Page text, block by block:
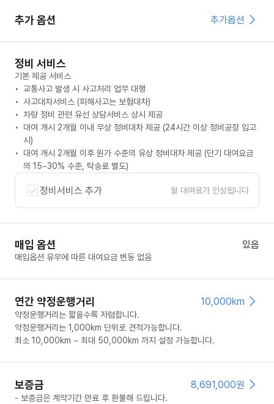
추가 옵션 추가옵션
정비 서비스
기본 제공 서비스
교통사고 발생 시 사고처리 업무 대행
사고대차서비스 (피해사고는 보험대차)
차량 정비 관련 유선 상담서비스 상시 제공
대여 개시 2개월 이내 무상 정비대차 제공 (24시간 이상 정비공장 입고
시)
대여 개시 2개월 이후 원가 수준의 유상 정비대차 제공 (단기 대여요금
의 15~30% 수준, 탁송료 별도)
정비서비스 추가 월 대여료가 인상됩니다
매입 옵션 있음
매입옵션 유무에 따른 대여요금 변동 없음
연간 약정운행거리 10,000km
약정운행거리는 짧을수록 저렴합니다.
약정운행거리는 1,000km 단위로 견적가능합니다.
최소 10,000km ~ 최대 50,000km 까지 설정 가능합니다.
보증금 8,691,000원
- 보증금은 계약기간 만료 후 환불해 드립니다.